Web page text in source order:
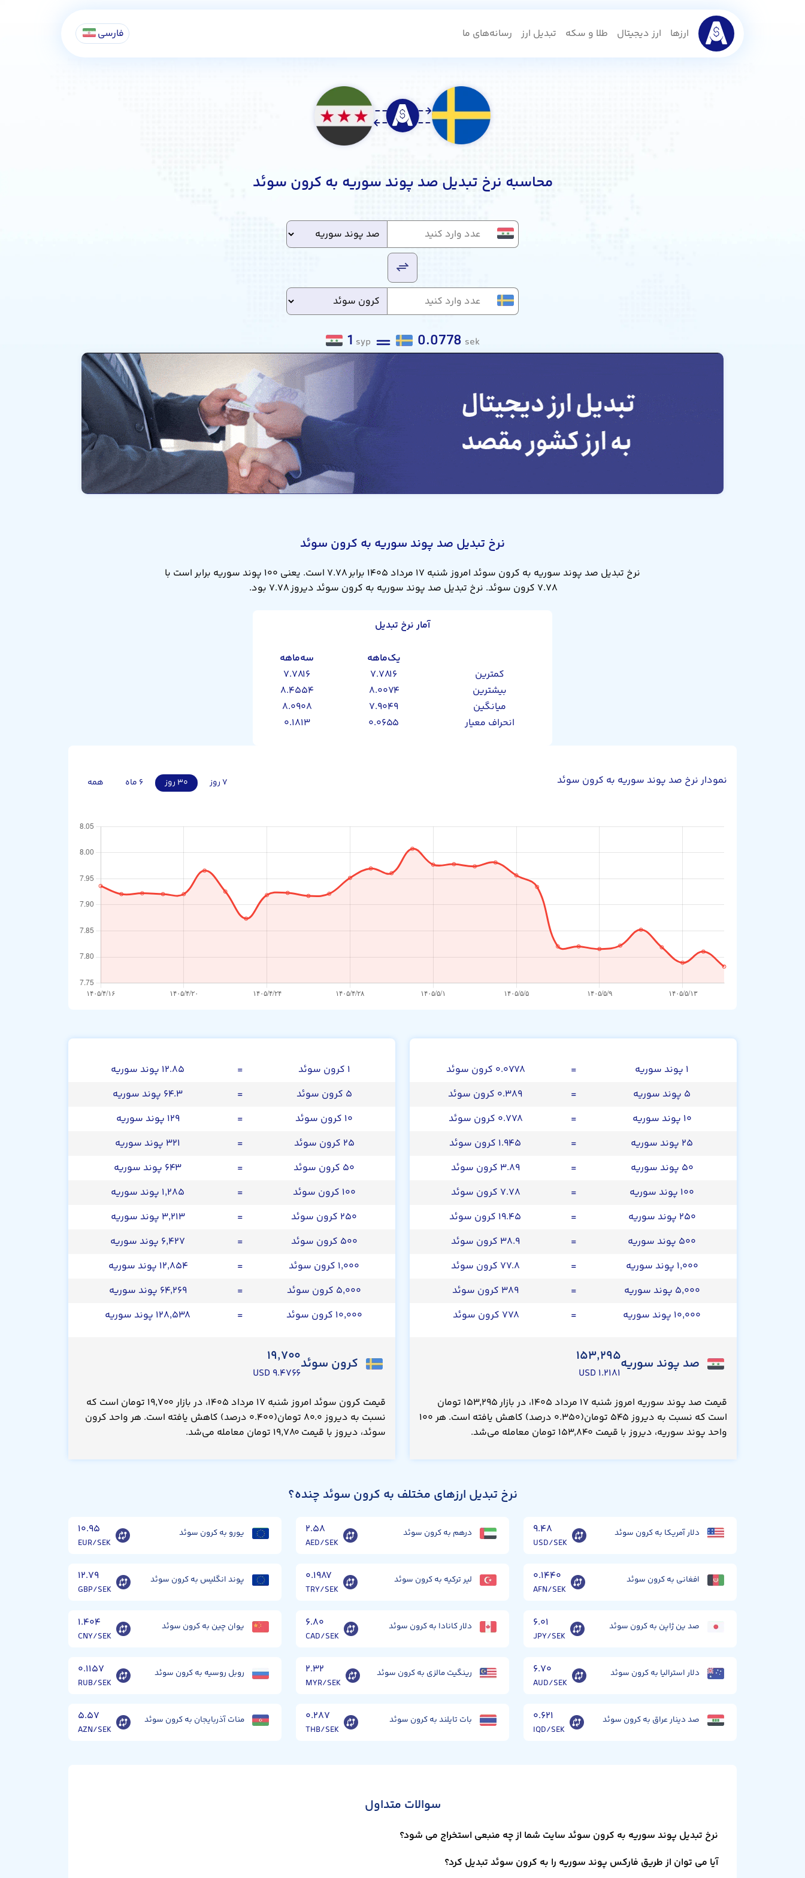
ارزها ارز دیجیتال طلا و سکه تبدیل ارز رسانه‌های ما فارسی
محاسبه نرخ تبدیل صد پوند سوریه به کرون سوئد
1 syp 0.0778 sek
نرخ تبدیل صد پوند سوریه به کرون سوئد
نرخ تبدیل صد پوند سوریه به کرون سوئد امروز شنبه ۱۷ مرداد ۱۴۰۵ برابر ۷.۷۸ است. یعنی ۱۰۰ پوند سوریه برابر است با
۷.۷۸ کرون سوئد. نرخ تبدیل صد پوند سوریه به کرون سوئد دیروز ۷.۷۸ بود.
آمار نرخ تبدیل
یک‌ماهه
سه‌ماهه
کمترین
۷.۷۸۱۶
۷.۷۸۱۶
بیشترین
۸.۰۰۷۴
۸.۴۵۵۴
میانگین
۷.۹۰۴۹
۸.۰۹۰۸
انحراف معیار
۰.۰۶۵۵ ۰.۱۸۱۳
نمودار نرخ صد پوند سوریه به کرون سوئد ۷ روز ۳۰ روز ۶ ماه همه
۱ پوند سوریه =
۰.۰۷۷۸ کرون سوئد
۵ پوند سوریه
=
۰.۳۸۹ کرون سوئد
۱۰ پوند سوریه
=
۰.۷۷۸ کرون سوئد
۲۵ پوند سوریه
=
۱.۹۴۵ کرون سوئد
۵۰ پوند سوریه
=
۳.۸۹ کرون سوئد
۱۰۰ پوند سوریه
=
۷.۷۸ کرون سوئد
۲۵۰ پوند سوریه
=
۱۹.۴۵ کرون سوئد
۵۰۰ پوند سوریه
=
۳۸.۹ کرون سوئد
۱,۰۰۰ پوند سوریه
=
۷۷.۸ کرون سوئد
۵,۰۰۰ پوند سوریه
=
۳۸۹ کرون سوئد
۱۰,۰۰۰ پوند سوریه
= ۷۷۸ کرون سوئد
صد پوند سوریه۱۵۳,۲۹۵
۱.۲۱۸۱ USD
قیمت صد پوند سوریه امروز شنبه ۱۷ مرداد ۱۴۰۵، در بازار ۱۵۳,۲۹۵ تومان
است که نسبت به دیروز ۵۴۵ تومان(۰.۳۵۰ درصد) کاهش یافته است. هر ۱۰۰
واحد پوند سوریه، دیروز با قیمت ۱۵۳,۸۴۰ تومان معامله می‌شد.
۱ کرون سوئد =
۱۲.۸۵ پوند سوریه
۵ کرون سوئد
=
۶۴.۳ پوند سوریه
۱۰ کرون سوئد
=
۱۲۹ پوند سوریه
۲۵ کرون سوئد
=
۳۲۱ پوند سوریه
۵۰ کرون سوئد
=
۶۴۳ پوند سوریه
۱۰۰ کرون سوئد
=
۱,۲۸۵ پوند سوریه
۲۵۰ کرون سوئد
=
۳,۲۱۳ پوند سوریه
۵۰۰ کرون سوئد
=
۶,۴۲۷ پوند سوریه
۱,۰۰۰ کرون سوئد
=
۱۲,۸۵۴ پوند سوریه
۵,۰۰۰ کرون سوئد
=
۶۴,۲۶۹ پوند سوریه
۱۰,۰۰۰ کرون سوئد
= ۱۲۸,۵۳۸ پوند سوریه
کرون سوئد۱۹,۷۰۰
۹.۴۷۶۶ USD
قیمت کرون سوئد امروز شنبه ۱۷ مرداد ۱۴۰۵، در بازار ۱۹,۷۰۰ تومان است که
نسبت به دیروز ۸۰.۰ تومان(۰.۴۰۰ درصد) کاهش یافته است. هر واحد کرون
سوئد، دیروز با قیمت ۱۹,۷۸۰ تومان معامله می‌شد.
نرخ تبدیل ارزهای مختلف به کرون سوئد چنده؟
دلار آمریکا به کرون سوئد ۹.۴۸
USD/SEK
درهم به کرون سوئد ۲.۵۸
AED/SEK
یورو به کرون سوئد ۱۰.۹۵
EUR/SEK
افغانی به کرون سوئد ۰.۱۴۴۰
AFN/SEK
لیر ترکیه به کرون سوئد ۰.۱۹۸۷
TRY/SEK
پوند انگلیس به کرون سوئد ۱۲.۷۹
GBP/SEK
صد ین ژاپن به کرون سوئد ۶.۰۱
JPY/SEK
دلار کانادا به کرون سوئد ۶.۸۰
CAD/SEK
یوان چین به کرون سوئد ۱.۴۰۴
CNY/SEK
دلار استرالیا به کرون سوئد ۶.۷۰
AUD/SEK
رینگیت مالزی به کرون سوئد ۲.۳۲
MYR/SEK
روبل روسیه به کرون سوئد ۰.۱۱۵۷
RUB/SEK
صد دینار عراق به کرون سوئد ۰.۶۲۱
IQD/SEK
بات تایلند به کرون سوئد ۰.۲۸۷
THB/SEK
منات آذربایجان به کرون سوئد ۵.۵۷
AZN/SEK
سوالات متداول
نرخ تبدیل پوند سوریه به کرون سوئد سایت شما از چه منبعی استخراج می شود؟
آیا می توان از طریق فارکس پوند سوریه را به کرون سوئد تبدیل کرد؟